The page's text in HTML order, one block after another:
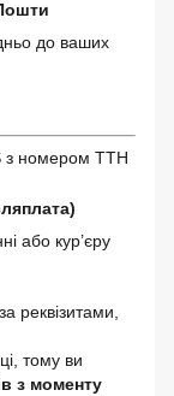
до ваших
з номером ТТН
або кур’єру
реквізитами,
тому ви
з моменту